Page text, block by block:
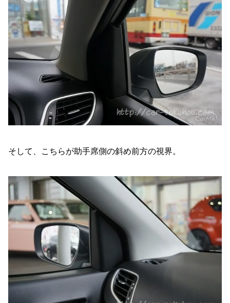
そして、こちらが助手席側の斜め前方の視界。